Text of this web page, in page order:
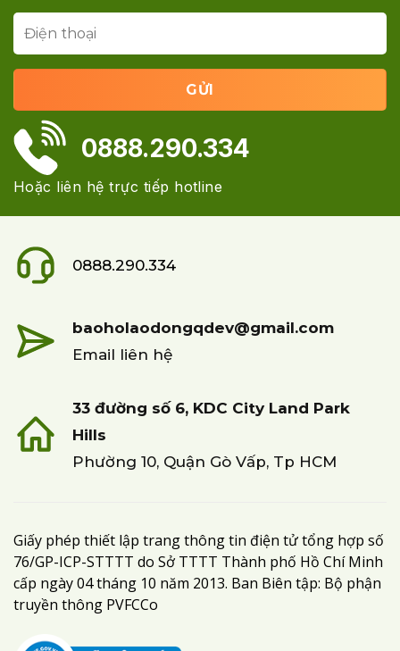
0888.290.334
Hoặc liên hệ trực tiếp hotline
0888.290.334
baoholaodongqdev@gmail.com
Email liên hệ
33 đường số 6, KDC City Land Park
Hills
Phường 10, Quận Gò Vấp, Tp HCM
Giấy phép thiết lập trang thông tin điện tử tổng hợp số
76/GP-ICP-STTTT do Sở TTTT Thành phố Hồ Chí Minh
cấp ngày 04 tháng 10 năm 2013. Ban Biên tập: Bộ phận
truyền thông PVFCCo